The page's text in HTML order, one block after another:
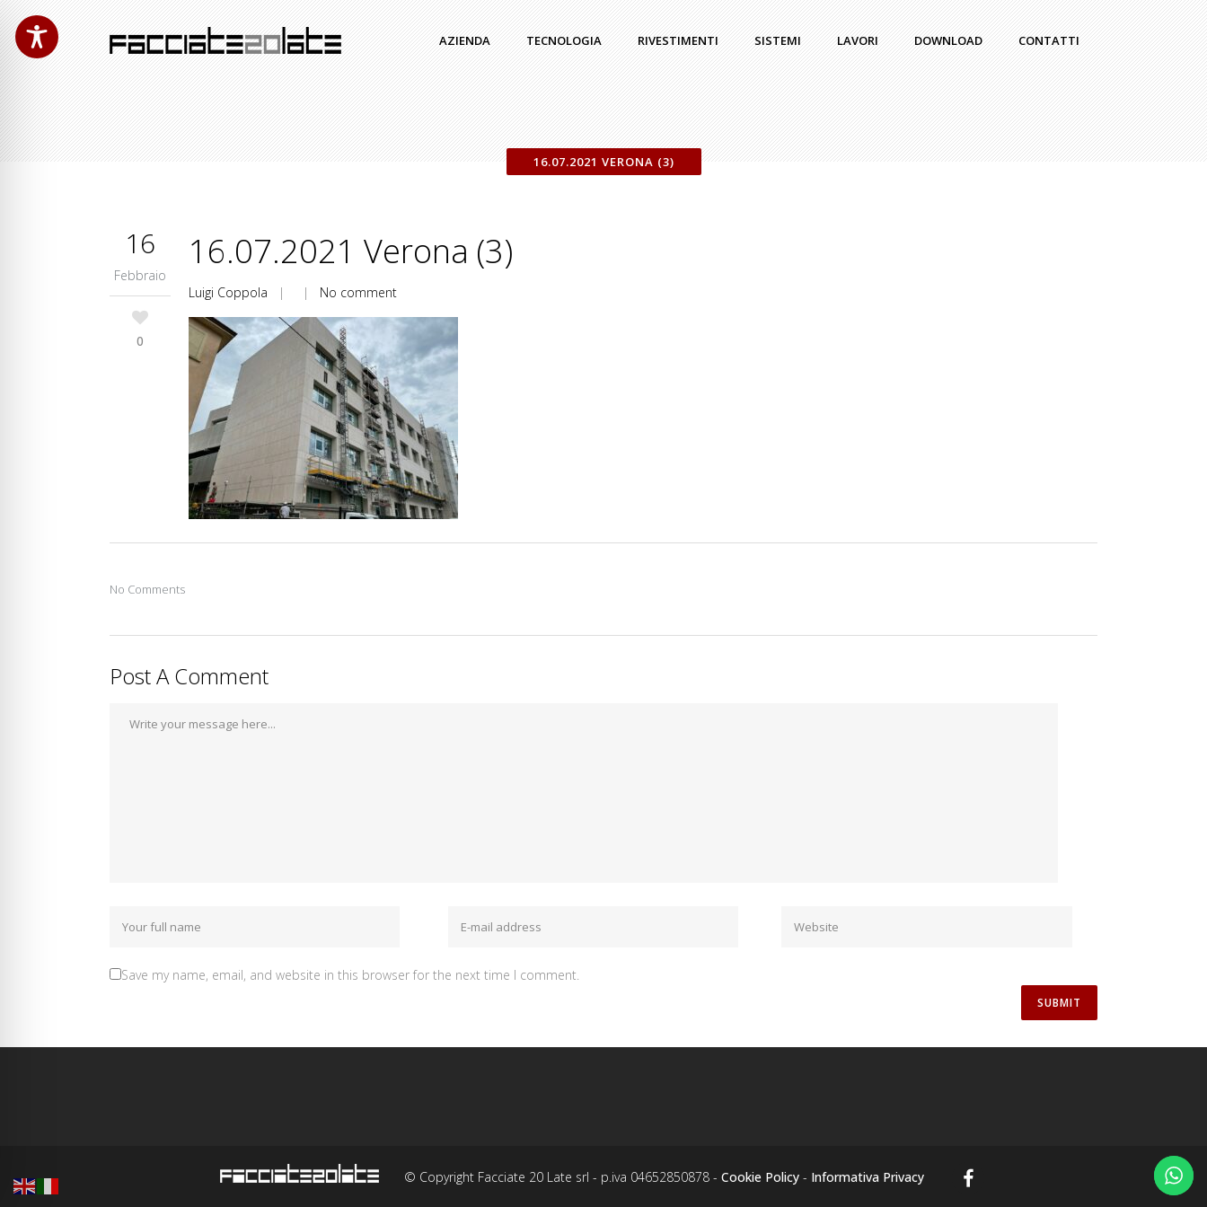
AZIENDA TECNOLOGIA RIVESTIMENTI SISTEMI LAVORI DOWNLOAD CONTATTI
16.07.2021 VERONA (3)
16
Febbraio
0
16.07.2021 Verona (3)
Luigi Coppola | | No comment
No Comments
Post A Comment
Save my name, email, and website in this browser for the next time I comment.
© Copyright Facciate 20 Late srl - p.iva 04652850878 - Cookie Policy - Informativa Privacy